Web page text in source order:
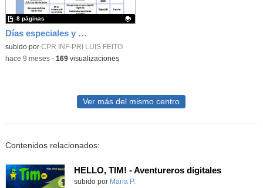
Días especiales y actividades complementarias 2025-26
Contenido educativo.
subido por CPR INF-PRI LUIS FEITO
8 páginas
-hace 9 meses- 169visualizaciones
Ver más del mismo centro
Contenidos relacionados:
HELLO, TIM! - Aventureros digitales
Contenido educativo.
subido por Maria P.